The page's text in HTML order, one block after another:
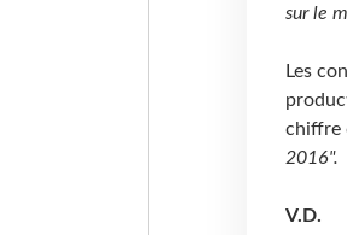
sur le
Les
chiffre
2016".
V.D.